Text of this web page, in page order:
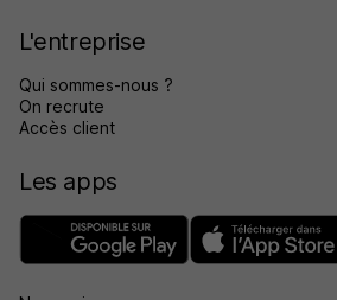
L'entreprise
Qui sommes-nous ?
On recrute
Accès client
Les apps